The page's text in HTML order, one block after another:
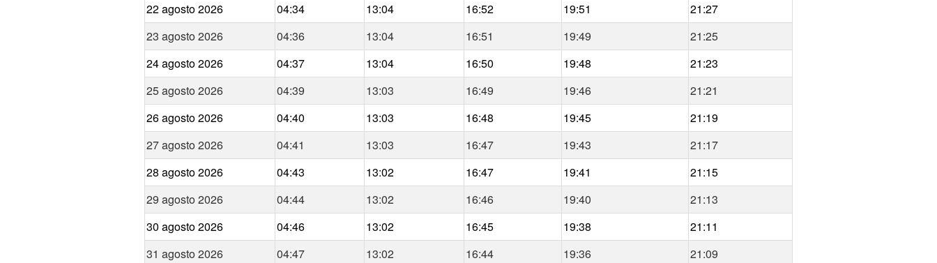
22 agosto 2026
04:34 13:04 16:52 19:51
21:27
23 agosto 2026
04:36 13:04 16:51 19:49
21:25
24 agosto 2026
04:37 13:04 16:50 19:48
21:23
25 agosto 2026
04:39 13:03 16:49 19:46
21:21
26 agosto 2026
04:40 13:03 16:48 19:45
21:19
27 agosto 2026
04:41 13:03 16:47 19:43
21:17
28 agosto 2026
04:43 13:02 16:47 19:41
21:15
29 agosto 2026
04:44 13:02 16:46 19:40
21:13
30 agosto 2026
04:46 13:02 16:45 19:38
21:11
31 agosto 2026
04:47 13:02 16:44 19:36 21:09